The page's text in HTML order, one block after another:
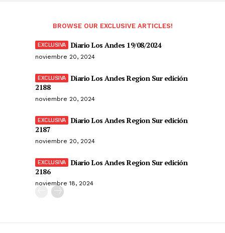
BROWSE OUR EXCLUSIVE ARTICLES!
Diario Los Andes 19/08/2024
noviembre 20, 2024
Diario Los Andes Region Sur edición
2188
noviembre 20, 2024
Diario Los Andes Region Sur edición
2187
noviembre 20, 2024
Diario Los Andes Region Sur edición
2186
noviembre 18, 2024